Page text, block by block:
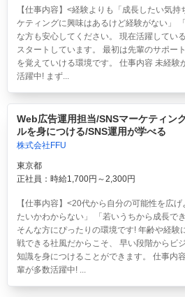
【仕事内容】<経験よりも「成長したい気
ケティングに興味はあるけど経験がない」
な方も安心してください。 現在活躍してい
スタートしています。 最初は先輩のサポー
を覚えていける環境です。 仕事内容 未経験
活躍中! まず...
Web広告運用担当/SNSマーケティン
ルを身につける/SNS運用が学べる
株式会社FFU
東京都
正社員：時給1,700円～2,300円
【仕事内容】<20代から自分の可能性を広
たいかわからない」 「若いうちから成長で
そんな方にぴったりの環境です! 年齢や経験
戦できる社風だからこそ、 早い段階からビ
知識を身につけることができます。 仕事内
輩が多数活躍中! ...